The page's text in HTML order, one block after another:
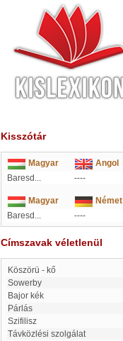
Kisszótár
Magyar
Angol
Baresd...
----
Magyar
Német
Baresd...
----
Címszavak véletlenül
Köszörü - kő
Sowerby
Bajor kék
Párlás
Szifilisz
távközlési szolgálat